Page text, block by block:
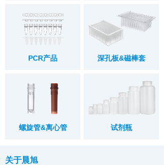
PCR产品 深孔板&磁棒套
螺旋管&离心管 试剂瓶
关于晨旭